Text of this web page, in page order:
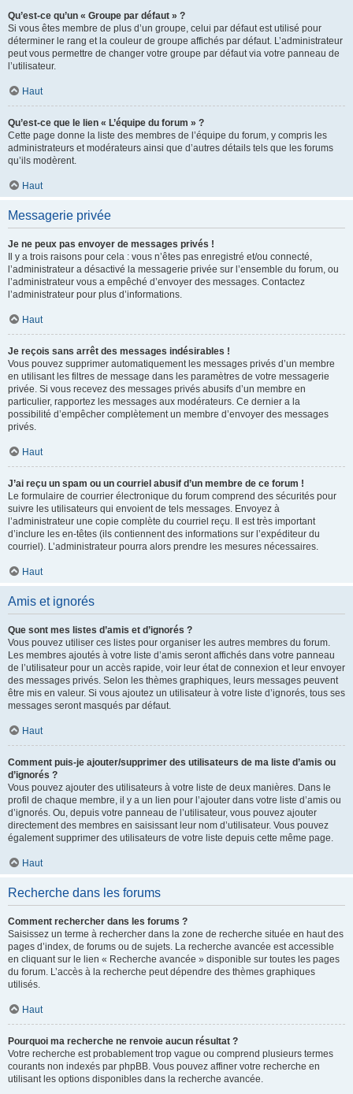
Qu’est-ce qu’un « Groupe par défaut » ?
Si vous êtes membre de plus d’un groupe, celui par défaut est utilisé pour
déterminer le rang et la couleur de groupe affichés par défaut. L’administrateur
peut vous permettre de changer votre groupe par défaut via votre panneau de
l’utilisateur.
Haut
Qu’est-ce que le lien « L’équipe du forum » ?
Cette page donne la liste des membres de l’équipe du forum, y compris les
administrateurs et modérateurs ainsi que d’autres détails tels que les forums
qu’ils modèrent.
Haut
Messagerie privée
Je ne peux pas envoyer de messages privés !
Il y a trois raisons pour cela : vous n’êtes pas enregistré et/ou connecté,
l’administrateur a désactivé la messagerie privée sur l’ensemble du forum, ou
l’administrateur vous a empêché d’envoyer des messages. Contactez
l’administrateur pour plus d’informations.
Haut
Je reçois sans arrêt des messages indésirables !
Vous pouvez supprimer automatiquement les messages privés d’un membre
en utilisant les filtres de message dans les paramètres de votre messagerie
privée. Si vous recevez des messages privés abusifs d’un membre en
particulier, rapportez les messages aux modérateurs. Ce dernier a la
possibilité d’empêcher complètement un membre d’envoyer des messages
privés.
Haut
J’ai reçu un spam ou un courriel abusif d’un membre de ce forum !
Le formulaire de courrier électronique du forum comprend des sécurités pour
suivre les utilisateurs qui envoient de tels messages. Envoyez à
l’administrateur une copie complète du courriel reçu. Il est très important
d’inclure les en-têtes (ils contiennent des informations sur l’expéditeur du
courriel). L’administrateur pourra alors prendre les mesures nécessaires.
Haut
Amis et ignorés
Que sont mes listes d’amis et d’ignorés ?
Vous pouvez utiliser ces listes pour organiser les autres membres du forum.
Les membres ajoutés à votre liste d’amis seront affichés dans votre panneau
de l’utilisateur pour un accès rapide, voir leur état de connexion et leur envoyer
des messages privés. Selon les thèmes graphiques, leurs messages peuvent
être mis en valeur. Si vous ajoutez un utilisateur à votre liste d’ignorés, tous ses
messages seront masqués par défaut.
Haut
Comment puis-je ajouter/supprimer des utilisateurs de ma liste d’amis ou
d’ignorés ?
Vous pouvez ajouter des utilisateurs à votre liste de deux manières. Dans le
profil de chaque membre, il y a un lien pour l’ajouter dans votre liste d’amis ou
d’ignorés. Ou, depuis votre panneau de l’utilisateur, vous pouvez ajouter
directement des membres en saisissant leur nom d’utilisateur. Vous pouvez
également supprimer des utilisateurs de votre liste depuis cette même page.
Haut
Recherche dans les forums
Comment rechercher dans les forums ?
Saisissez un terme à rechercher dans la zone de recherche située en haut des
pages d’index, de forums ou de sujets. La recherche avancée est accessible
en cliquant sur le lien « Recherche avancée » disponible sur toutes les pages
du forum. L’accès à la recherche peut dépendre des thèmes graphiques
utilisés.
Haut
Pourquoi ma recherche ne renvoie aucun résultat ?
Votre recherche est probablement trop vague ou comprend plusieurs termes
courants non indexés par phpBB. Vous pouvez affiner votre recherche en
utilisant les options disponibles dans la recherche avancée.